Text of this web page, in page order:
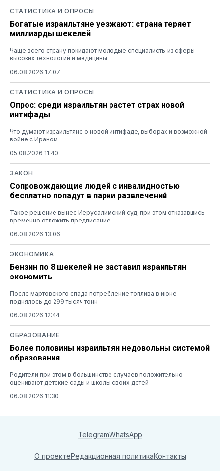
СТАТИСТИКА И ОПРОСЫ
Богатые израильтяне уезжают: страна теряет
миллиарды шекелей
Чаще всего страну покидают молодые специалисты из сферы
высоких технологий и медицины
06.08.2026 17:07
СТАТИСТИКА И ОПРОСЫ
Опрос: среди израильтян растет страх новой
интифады
Что думают израильтяне о новой интифаде, выборах и возможной
войне с Ираном
05.08.2026 11:40
ЗАКОН
Сопровождающие людей с инвалидностью
бесплатно попадут в парки развлечений
Такое решение вынес Иерусалимский суд, при этом отказавшись
временно отложить предписание
06.08.2026 13:06
ЭКОНОМИКА
Бензин по 8 шекелей не заставил израильтян
экономить
После мартовского спада потребление топлива в июне
поднялось до 299 тысяч тонн
06.08.2026 12:44
ОБРАЗОВАНИЕ
Более половины израильтян недовольны системой
образования
Родители при этом в большинстве случаев положительно
оценивают детские сады и школы своих детей
06.08.2026 11:30
TelegramWhatsApp
О проектеРедакционная политикаКонтакты